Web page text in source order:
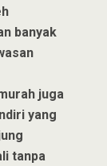
banyak
juga
yang
tanpa